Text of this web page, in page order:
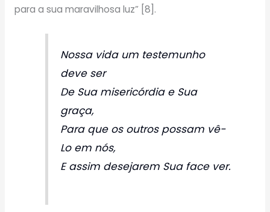
para a sua maravilhosa luz” [8].
Nossa vida um testemunho
deve ser
De Sua misericórdia e Sua
graça,
Para que os outros possam vê-
Lo em nós,
E assim desejarem Sua face ver.